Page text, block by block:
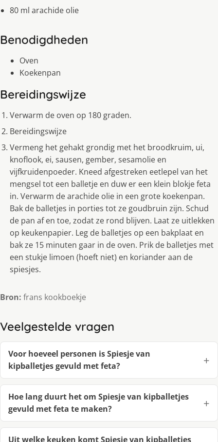
80 ml arachide olie
Benodigdheden
Oven
Koekenpan
Bereidingswijze
Verwarm de oven op 180 graden.
Bereidingswijze
Vermeng het gehakt grondig met het broodkruim, ui,
knoflook, ei, sausen, gember, sesamolie en
vijfkruidenpoeder. Kneed afgestreken eetlepel van het
mengsel tot een balletje en duw er een klein blokje feta
in. Verwarm de arachide olie in een grote koekenpan.
Bak de balletjes in porties tot ze goudbruin zijn. Schud
de pan af en toe, zodat ze rond blijven. Laat ze uitlekken
op keukenpapier. Leg de balletjes op een bakplaat en
bak ze 15 minuten gaar in de oven. Prik de balletjes met
een stukje limoen (hoeft niet) en koriander aan de
spiesjes.
Bron: frans kookboekje
Veelgestelde vragen
Voor hoeveel personen is Spiesje van
kipballetjes gevuld met feta?
Hoe lang duurt het om Spiesje van kipballetjes
gevuld met feta te maken?
Uit welke keuken komt Spiesje van kipballetjes